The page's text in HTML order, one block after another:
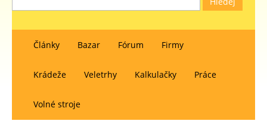
Články Bazar Fórum Firmy
Krádeže Veletrhy Kalkulačky Práce
Volné stroje